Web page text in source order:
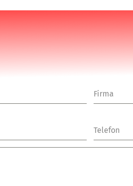
Firma
Telefon